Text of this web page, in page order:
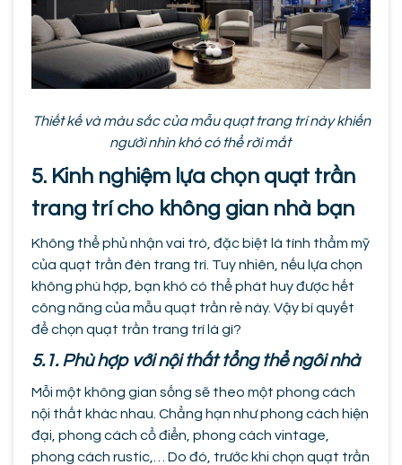
Thiết kế và màu sắc của mẫu quạt trang trí này khiến
người nhìn khó có thể rời mắt
5. Kinh nghiệm lựa chọn quạt trần
trang trí cho không gian nhà bạn
Không thể phủ nhận vai trò, đặc biệt là tính thẩm mỹ
của quạt trần đèn trang trí. Tuy nhiên, nếu lựa chọn
không phù hợp, bạn khó có thể phát huy được hết
công năng của mẫu quạt trần rẻ này. Vậy bí quyết
để chọn quạt trần trang trí là gì?
5.1. Phù hợp với nội thất tổng thể ngôi nhà
Mỗi một không gian sống sẽ theo một phong cách
nội thất khác nhau. Chẳng hạn như phong cách hiện
đại, phong cách cổ điển, phong cách vintage,
phong cách rustic,… Do đó, trước khi chọn quạt trần